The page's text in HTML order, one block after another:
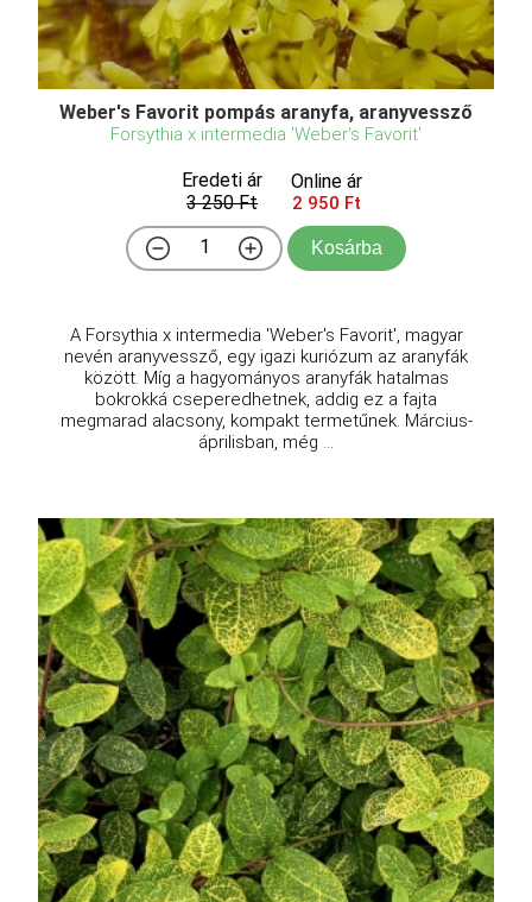
Weber's Favorit pompás aranyfa, aranyvessző
Forsythia x intermedia 'Weber's Favorit'
Eredeti ár
3 250 Ft
Online ár
2 950 Ft
Kosárba
A Forsythia x intermedia 'Weber's Favorit', magyar
nevén aranyvessző, egy igazi kuriózum az aranyfák
között. Míg a hagyományos aranyfák hatalmas
bokrokká cseperedhetnek, addig ez a fajta
megmarad alacsony, kompakt termetűnek. Március-
áprilisban, még ...